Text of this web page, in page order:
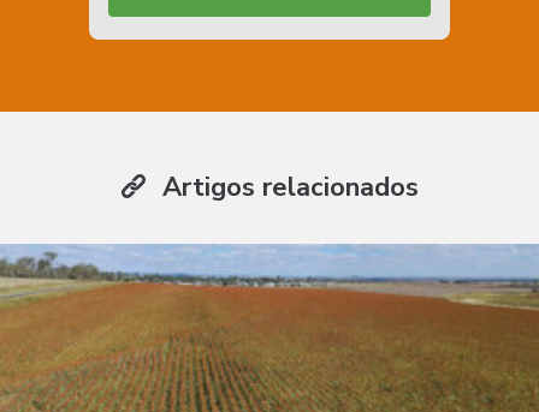
Artigos relacionados